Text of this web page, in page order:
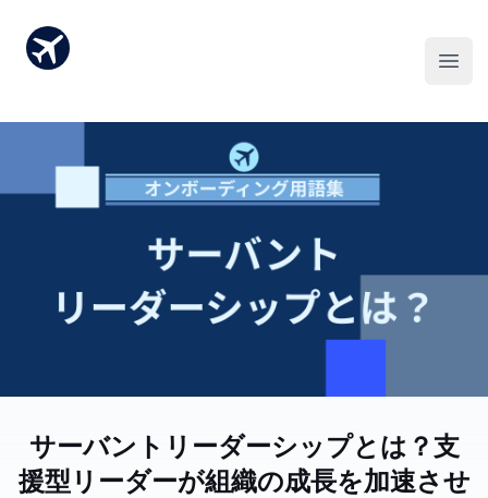
サーバントリーダーシップとは？支
援型リーダーが組織の成長を加速させ